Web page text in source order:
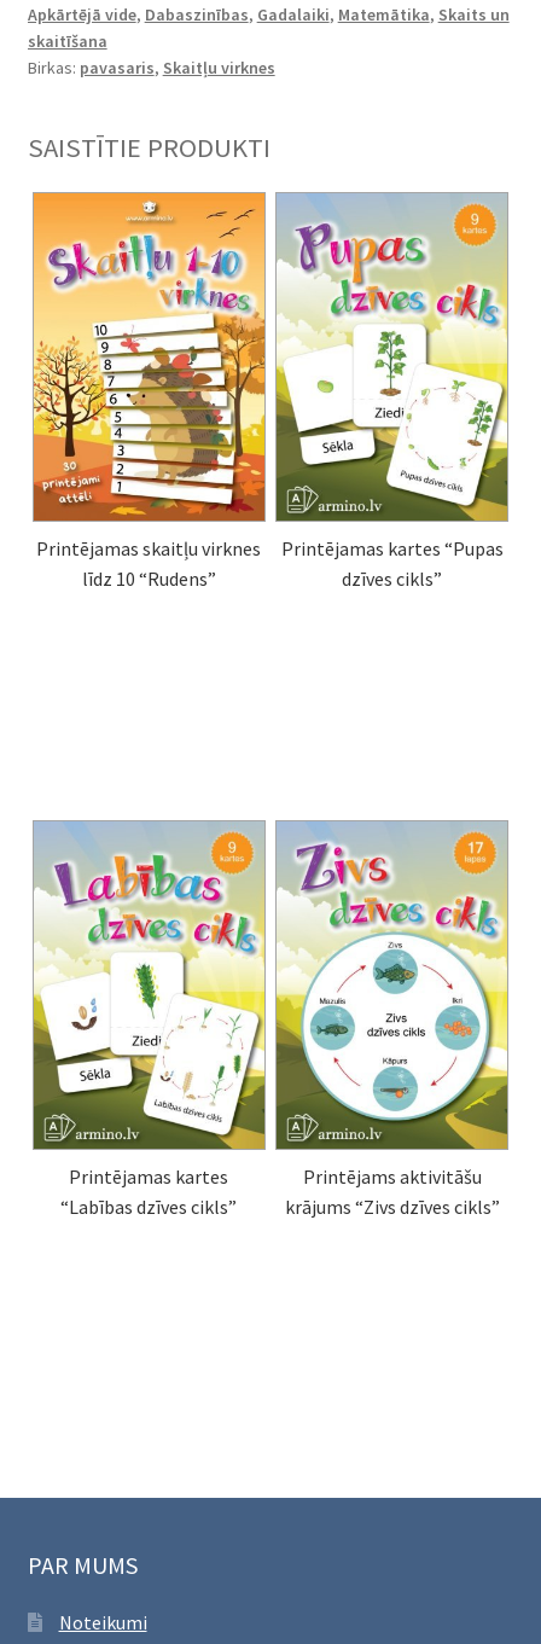
Apkārtējā vide, Dabaszinības, Gadalaiki, Matemātika, Skaits un
skaitīšana
Birkas: pavasaris, Skaitļu virknes
SAISTĪTIE PRODUKTI
Printējamas skaitļu virknes
līdz 10 “Rudens”
Printējamas kartes “Pupas
dzīves cikls”
Printējamas kartes
“Labības dzīves cikls”
Printējams aktivitāšu
krājums “Zivs dzīves cikls”
PAR MUMS
Noteikumi